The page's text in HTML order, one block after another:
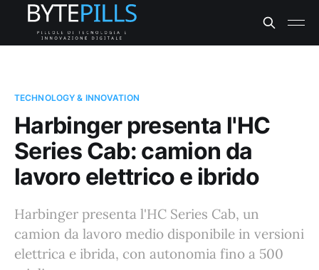
TECHNOLOGY & INNOVATION
Harbinger presenta l'HC
Series Cab: camion da
lavoro elettrico e ibrido
Harbinger presenta l'HC Series Cab, un
camion da lavoro medio disponibile in versioni
elettrica e ibrida, con autonomia fino a 500